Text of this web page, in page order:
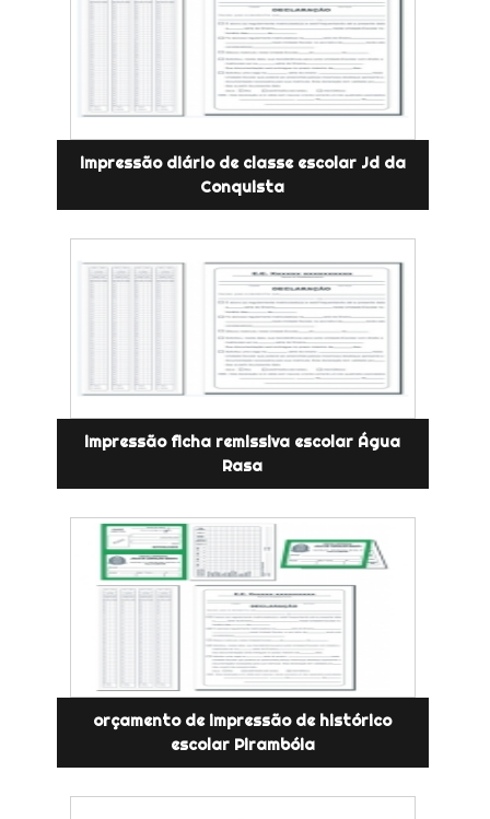
impressão diário de classe escolar Jd da
Conquista
impressão ficha remissiva escolar Água
Rasa
orçamento de impressão de histórico
escolar Pirambóia